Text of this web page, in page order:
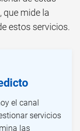
, que mide la
estos servicios.
el canal
servicios
las